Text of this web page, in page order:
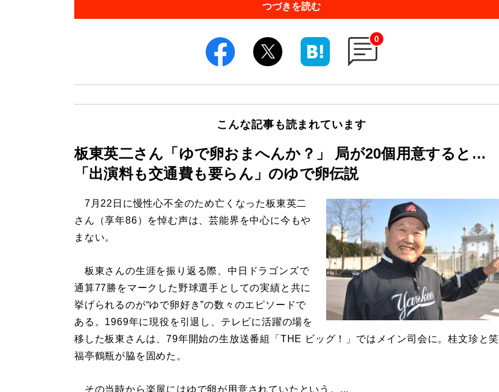
つづきを読む
0
こんな記事も読まれています
板東英二さん「ゆで卵おまへんか？」 局が20個用意すると…
「出演料も交通費も要らん」のゆで卵伝説
7月22日に慢性心不全のため亡くなった板東英二
さん（享年86）を悼む声は、芸能界を中心に今もや
まない。
板東さんの生涯を振り返る際、中日ドラゴンズで
通算77勝をマークした野球選手としての実績と共に
挙げられるのが“ゆで卵好き”の数々のエピソードで
ある。1969年に現役を引退し、テレビに活躍の場を
移した板東さんは、79年開始の生放送番組「THE ビッグ！」ではメイン司会に。桂文珍と笑
福亭鶴瓶が脇を固めた。
その当時から楽屋にはゆで卵が用意されていたという。...